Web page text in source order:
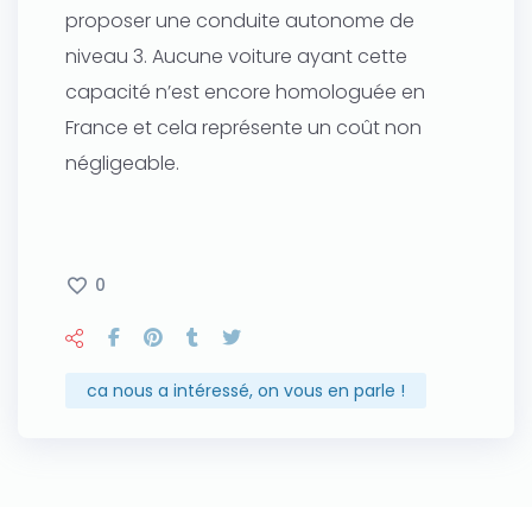
proposer une conduite autonome de
niveau 3. Aucune voiture ayant cette
capacité n’est encore homologuée en
France et cela représente un coût non
négligeable.
0
ca nous a intéressé, on vous en parle !